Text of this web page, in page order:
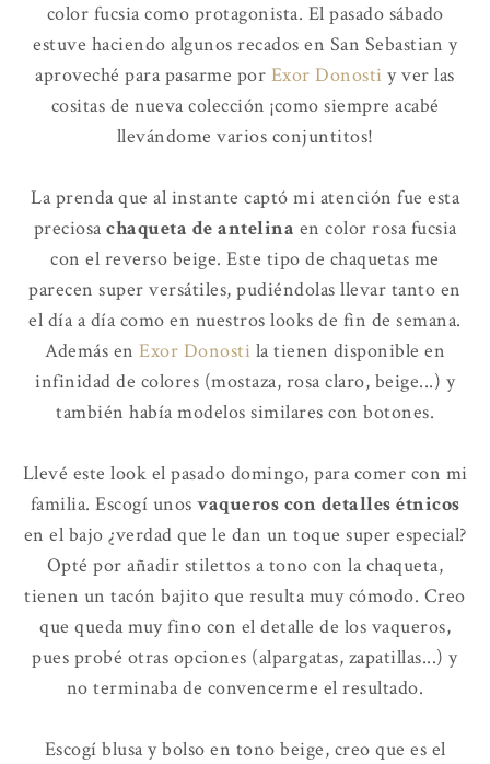
color fucsia como protagonista. El pasado sábado
estuve haciendo algunos recados en San Sebastian y
aproveché para pasarme por Exor Donosti y ver las
cositas de nueva colección ¡como siempre acabé
llevándome varios conjuntitos!
La prenda que al instante captó mi atención fue esta
preciosachaqueta de antelina en color rosa fucsia
con el reverso beige. Este tipo de chaquetas me
parecen super versátiles, pudiéndolas llevar tanto en
el día a día como en nuestros looks de fin de semana.
Además en Exor Donosti la tienen disponible en
infinidad de colores (mostaza, rosa claro, beige...) y
también había modelos similares con botones.
Llevé este look el pasado domingo, para comer con mi
familia. Escogí unos vaqueros con detalles étnicos
en el bajo ¿verdad que le dan un toque super especial?
Opté por añadir stilettos a tono con la chaqueta,
tienen un tacón bajito que resulta muy cómodo. Creo
que queda muy fino con el detalle de los vaqueros,
pues probé otras opciones (alpargatas, zapatillas...) y
no terminaba de convencerme el resultado.
Escogí blusa y bolso en tono beige, creo que es el